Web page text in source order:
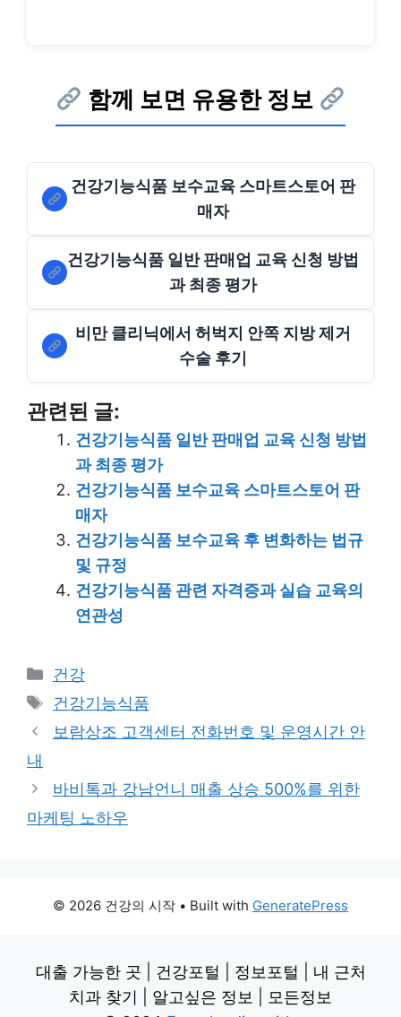
함께 보면 유용한 정보
건강기능식품 보수교육 스마트스토어 판
매자
건강기능식품 일반 판매업 교육 신청 방법
과 최종 평가
비만 클리닉에서 허벅지 안쪽 지방 제거
수술 후기
관련된 글:
건강기능식품 일반 판매업 교육 신청 방법
과 최종 평가
건강기능식품 보수교육 스마트스토어 판
매자
건강기능식품 보수교육 후 변화하는 법규
및 규정
건강기능식품 관련 자격증과 실습 교육의
연관성
Categories
건강
Tags
건강기능식품
보람상조 고객센터 전화번호 및 운영시간 안
내
바비톡과 강남언니 매출 상승 500%를 위한
마케팅 노하우
© 2026 건강의 시작 • Built with GeneratePress
대출 가능한 곳 건강포털 정보포털
내 근처
치과 찾기
알고싶은 정보
모든정보